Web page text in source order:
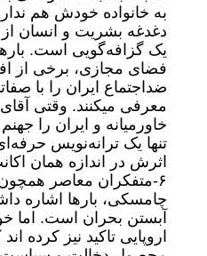
به خانواده خودش هم
دغدغه بشریت و انسان
یک گزافه‌گویی است.
فضای مجازی، برخی از
ضداجتماع ایران را با
معرفی میکنند. وقتی
خاورمیانه و ایران را
تنها یک ترانه‌نویس
اثرش در اندازه همان
۶-متفکران معاصر
چامسکی، بارها اشاره
آبستن بحران است. اما
اروپایی تاکید نیز کرده